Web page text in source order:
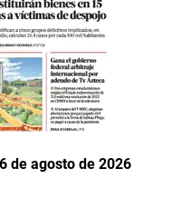
de agosto de 2026